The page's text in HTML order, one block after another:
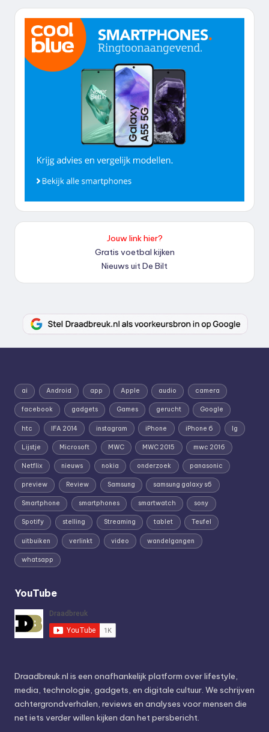
Jouw link hier?
Gratis voetbal kijken
Nieuws uit De Bilt
ai Android app Apple audio camera
facebook gadgets Games gerucht Google
htc IFA 2014 instagram iPhone iPhone 6 lg
Lijstje Microsoft MWC MWC 2015 mwc 2016
Netflix nieuws nokia onderzoek panasonic
preview Review Samsung samsung galaxy s6
Smartphone smartphones smartwatch sony
Spotify stelling Streaming tablet Teufel
uitbuiken verlinkt video wandelgangen
whatsapp
YouTube
Draadbreuk.nl is een onafhankelijk platform over lifestyle,
media, technologie, gadgets, en digitale cultuur. We schrijven
achtergrondverhalen, reviews en analyses voor mensen die
net iets verder willen kijken dan het persbericht.